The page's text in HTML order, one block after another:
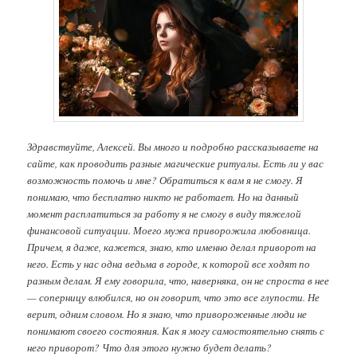
Здравствуйте, Алексей. Вы много и подробно рассказываете на
сайте, как проводить разные магические ритуалы. Есть ли у вас
возможность помочь и мне? Обратиться к вам я не смогу. Я
понимаю, что бесплатно никто не работает. Но на данный
момент расплатиться за работу я не смогу в виду тяжелой
финансовой ситуации. Моего мужа приворожила любовница.
Причем, я даже, кажется, знаю, кто именно делал приворот на
него. Есть у нас одна ведьма в городе, к которой все ходят по
разным делам. Я ему говорила, что, наверняка, он не спроста в нее
— соперницу влюбился, но он говорит, что это все глупости. Не
верит, одним словом. Но я знаю, что привороженные люди не
понимают своего состояния. Как я могу самостоятельно снять с
него приворот? Что для этого нужно будет делать?